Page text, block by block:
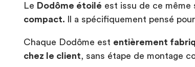
Le Dodôme étoilé est issu de ce même
compact.
Il a spécifiquement pensé pour
Chaque Dodôme est entièrement
chez le client , sans étape de montage